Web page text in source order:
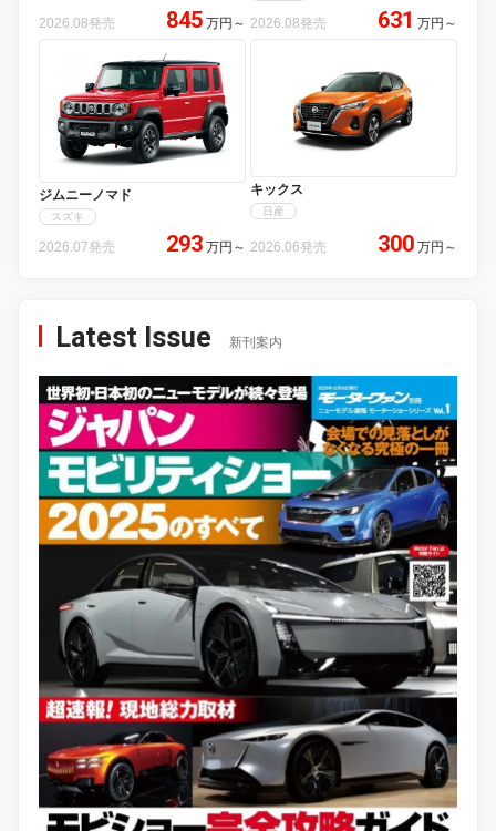
2026.08発売 845 万円 ～ 2026.08発売 631 万円 ～
ジムニーノマド
スズキ
2026.07発売 293 万円 ～
キックス
日産
2026.06発売 300 万円 ～
Latest Issue 新刊案内